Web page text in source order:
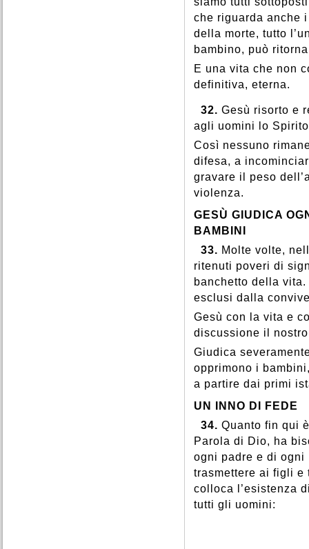
che riguarda anche
della morte, tutto
bambino, può
E una vita che non
definitiva, eterna.
32. Gesù risorto e
agli uomini lo
Così nessuno
difesa, a
gravare il peso
violenza.
GESÙ GIUDICA
BAMBINI
33. Molte volte,
ritenuti poveri di
banchetto della
esclusi dalla
Gesù con la vita e
discussione il
Giudica
opprimono i
a partire dai primi
UN INNO DI FEDE
34. Quanto fin qui
Parola di Dio, ha
ogni padre e di ogni
trasmettere ai figli e
colloca l’esistenza
tutti gli uomini: